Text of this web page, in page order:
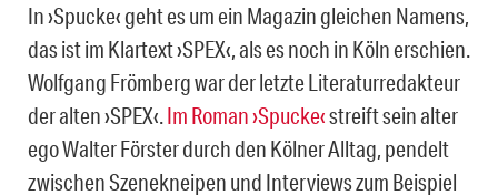
In ›Spucke‹ geht es um ein Magazin gleichen Namens,
das ist im Klartext ›SPEX‹, als es noch in Köln erschien.
Wolfgang Frömberg war der letzte Literaturredakteur
der alten ›SPEX‹. Im Roman ›Spucke‹streift sein alter
ego Walter Förster durch den Kölner Alltag, pendelt
zwischen Szenekneipen und Interviews zum Beispiel